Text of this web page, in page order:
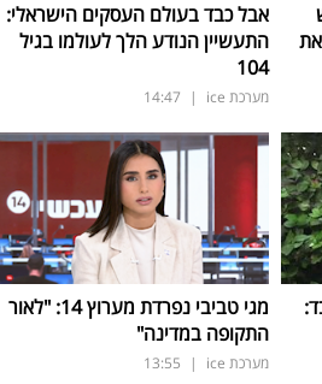
אבל כבד בעולם העסקים הישראלי:
התעשיין הנודע הלך לעולמו בגיל
104
מערכת ice |
14:47
כבד:
מגי טביבי נפרדת מערוץ 14: "לאור
התקופה במדינה"
מערכת ice |
13:55